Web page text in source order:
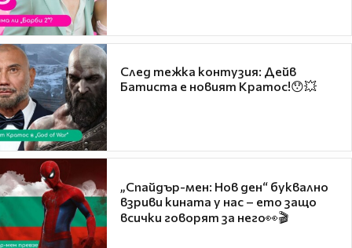
След тежка контузия: Дейв
Батиста е новият Кратос!😯💥
„Спайдър-мен: Нов ден“ буквално
взриви кината у нас – ето защо
всички говорят за него👀🎬